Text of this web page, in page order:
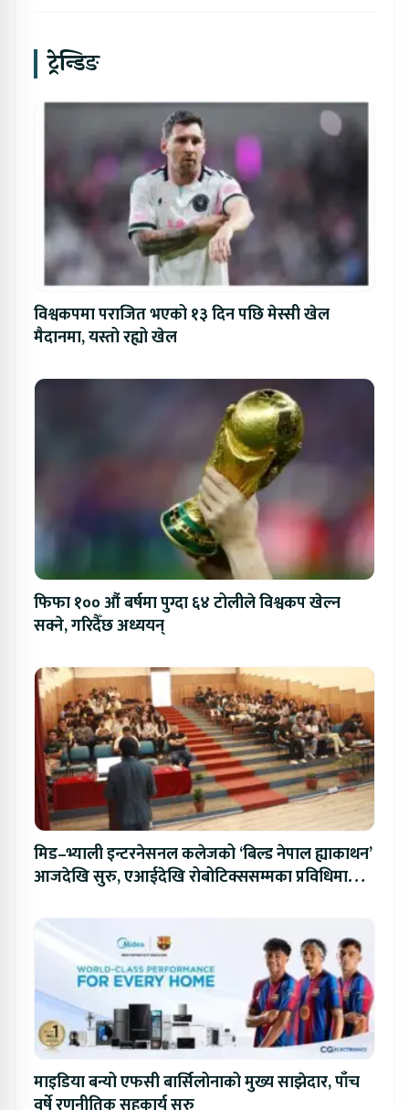
ट्रेन्डिङ
विश्वकपमा पराजित भएको १३ दिन पछि मेस्सी खेल
मैदानमा, यस्तो रह्यो खेल
फिफा १०० औं बर्षमा पुग्दा ६४ टोलीले विश्वकप खेल्न
सक्ने, गरिदैँछ अध्ययन्
मिड–भ्याली इन्टरनेसनल कलेजको ‘बिल्ड नेपाल ह्याकाथन’
आजदेखि सुरु, एआईदेखि रोबोटिक्ससम्मका प्रविधिमा
माइडिया बन्यो एफसी बार्सिलोनाको मुख्य साझेदार, पाँच